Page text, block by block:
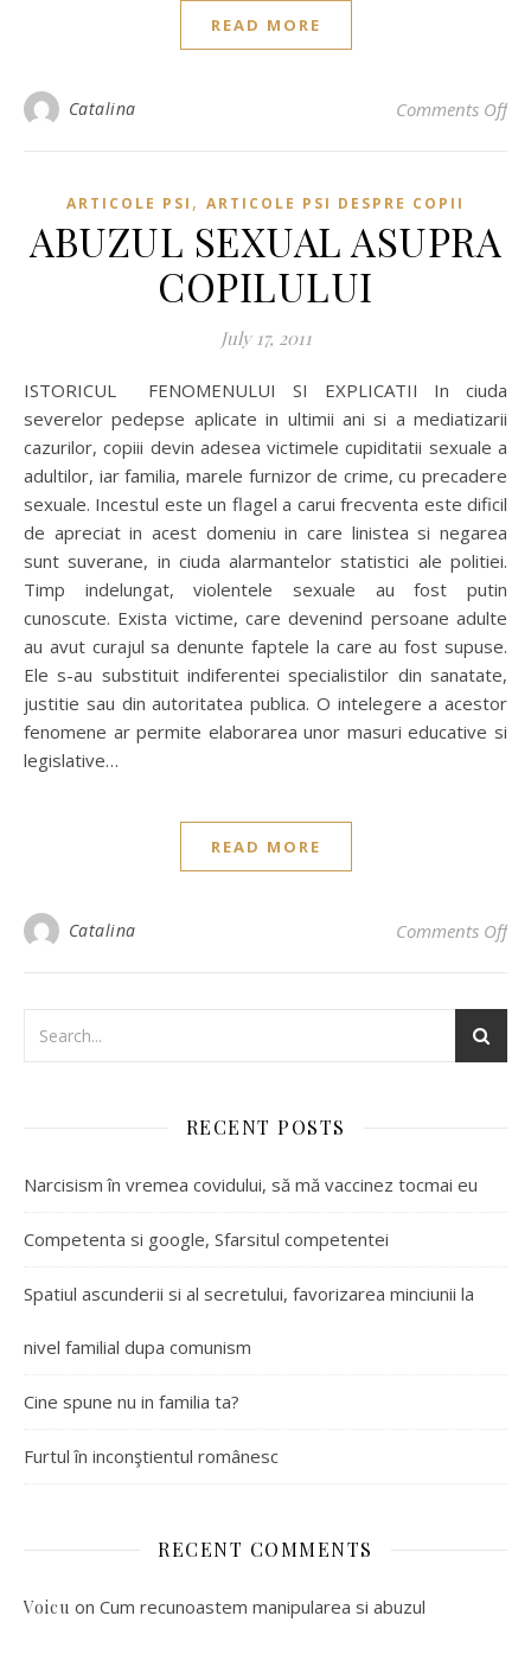
READ MORE
Catalina Comments Off
ARTICOLE PSI , ARTICOLE PSI DESPRE COPII
ABUZUL SEXUAL ASUPRA
COPILULUI
July 17, 2011
ISTORICUL FENOMENULUI SI EXPLICATII In ciuda
severelor pedepse aplicate in ultimii ani si a mediatizarii
cazurilor, copiii devin adesea victimele cupiditatii sexuale a
adultilor, iar familia, marele furnizor de crime, cu precadere
sexuale. Incestul este un flagel a carui frecventa este dificil
de apreciat in acest domeniu in care linistea si negarea
sunt suverane, in ciuda alarmantelor statistici ale politiei.
Timp indelungat, violentele sexuale au fost putin
cunoscute. Exista victime, care devenind persoane adulte
au avut curajul sa denunte faptele la care au fost supuse.
Ele s-au substituit indiferentei specialistilor din sanatate,
justitie sau din autoritatea publica. O intelegere a acestor
fenomene ar permite elaborarea unor masuri educative si
legislative…
READ MORE
Catalina Comments Off
RECENT POSTS
Narcisism în vremea covidului, să mă vaccinez tocmai eu
Competenta si google, Sfarsitul competentei
Spatiul ascunderii si al secretului, favorizarea minciunii la
nivel familial dupa comunism
Cine spune nu in familia ta?
Furtul în inconştientul românesc
RECENT COMMENTS
Voicu on Cum recunoastem manipularea si abuzul